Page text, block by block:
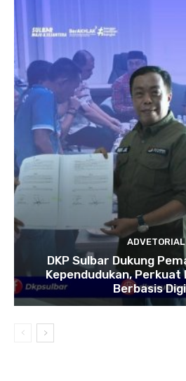
ADVETORIAL
DKP Sulbar Dukung
Kependudukan, Perkuat
Berbasis